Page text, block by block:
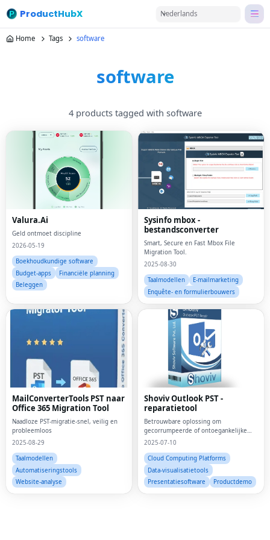
ProductHubX Nederlands
Home Tags software
software
4 products tagged with software
Valura.Ai
Geld ontmoet discipline
2026-05-19
Boekhoudkundige software
Budget-apps
Financiële planning
Beleggen
Sysinfo mbox -
bestandsconverter
Smart, Secure en Fast Mbox File
Migration Tool.
2025-08-30
Taalmodellen
E-mailmarketing
Enquête- en formulierbouwers
MailConverterTools PST naar
Office 365 Migration Tool
Naadloze PST-migratie-snel, veilig en
probleemloos
2025-08-29
Taalmodellen
Automatiseringstools
Website-analyse
Shoviv Outlook PST -
reparatietool
Betrouwbare oplossing om
gecorrumpeerde of ontoegankelijke
PST -bestanden moeiteloos te
2025-07-10
Cloud Computing Platforms
Data-visualisatietools
Presentatiesoftware
Productdemo